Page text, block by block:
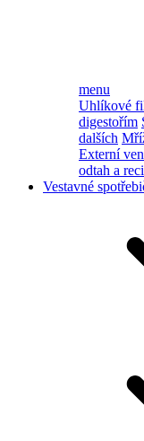
menu
Uhlíkové
digestořím
dalších
Externí
odtah a
Vestavné